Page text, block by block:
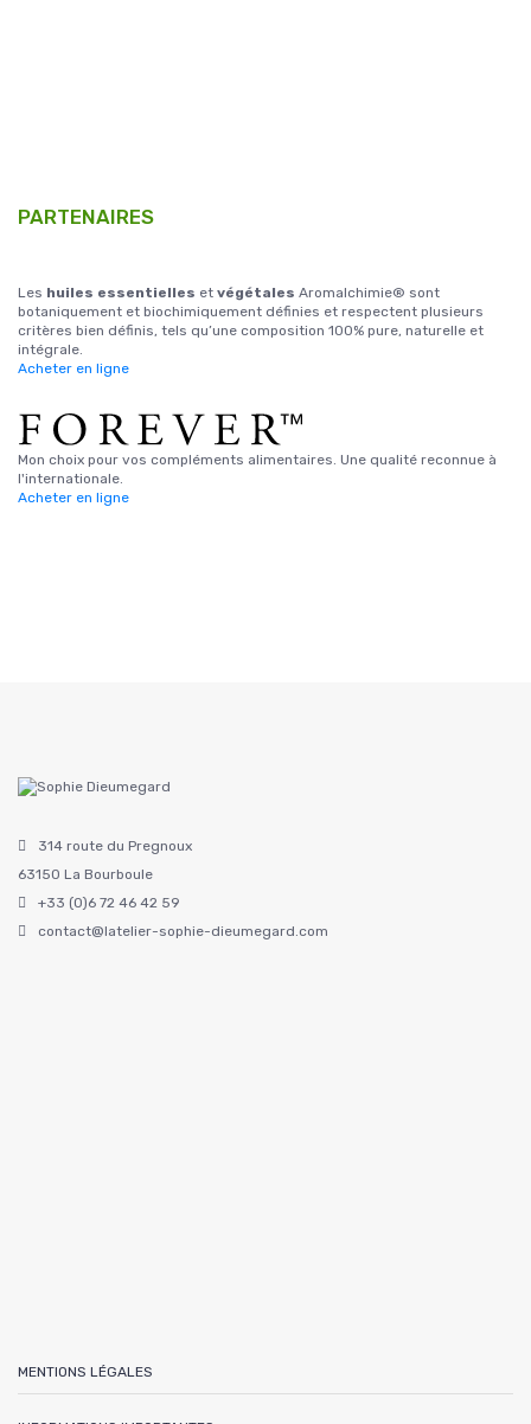
PARTENAIRES
Les huiles essentielles et végétales Aromalchimie® sont
botaniquement et biochimiquement définies et respectent plusieurs
critères bien définis, tels qu’une composition 100% pure, naturelle et
intégrale.
Acheter en ligne
Mon choix pour vos compléments alimentaires. Une qualité reconnue à
l'internationale.
Acheter en ligne
314 route du Pregnoux
63150 La Bourboule
+33 (0)6 72 46 42 59
contact@latelier-sophie-dieumegard.com
MENTIONS LÉGALES